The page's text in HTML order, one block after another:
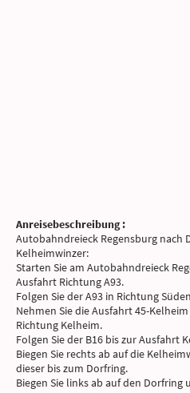
Anreisebeschreibung :
Autobahndreieck Regensburg nach
Kelheimwinzer:
Starten Sie am Autobahndreieck
Ausfahrt Richtung A93.
Folgen Sie der A93 in Richtung
Nehmen Sie die Ausfahrt 45-
Richtung Kelheim.
Folgen Sie der B16 bis zur Ausfahrt
Biegen Sie rechts ab auf die
dieser bis zum Dorfring.
Biegen Sie links ab auf den Dorfring